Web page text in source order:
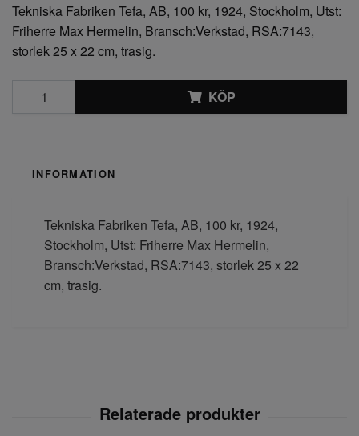
Tekniska Fabriken Tefa, AB, 100 kr, 1924, Stockholm, Utst:
Friherre Max Hermelin, Bransch:Verkstad, RSA:7143,
storlek 25 x 22 cm, trasig.
KÖP
INFORMATION
Tekniska Fabriken Tefa, AB, 100 kr, 1924,
Stockholm, Utst: Friherre Max Hermelin,
Bransch:Verkstad, RSA:7143, storlek 25 x 22
cm, trasig.